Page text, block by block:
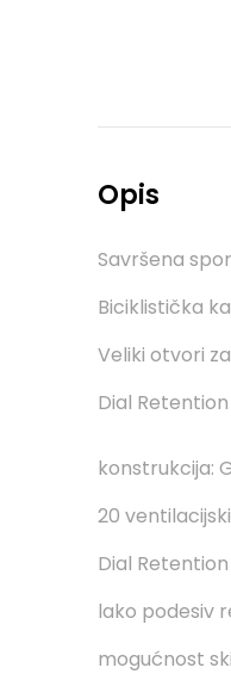
Opis
Savršena
Biciklistička
Veliki otvori
Dial
konstrukcija:
20
Dial
lako podesiv
mogućnost